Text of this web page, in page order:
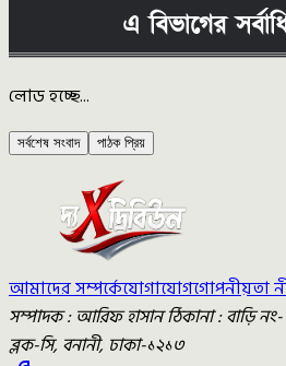
এ বিভাগের
লোড হচ্ছে...
সর্বশেষ সংবাদ পাঠক প্রিয়
আমাদের সম্পর্কেযোগাযোগগোপনীয়তা
সম্পাদক : আরিফ হাসান ঠিকানা : বাড়ি
ব্লক-সি, বনানী, ঢাকা-১২১৩